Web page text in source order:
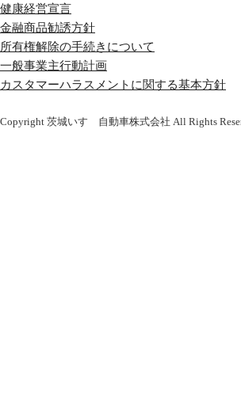
健康経営宣言
金融商品勧誘方針
所有権解除の手続きについて
一般事業主行動計画
カスタマーハラスメントに関する基本方針
Copyright 茨城いすゞ自動車株式会社 All Rights